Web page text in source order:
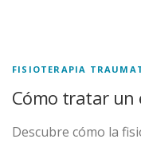
FISIOTERAPIA
Cómo tratar un
Descubre cómo la